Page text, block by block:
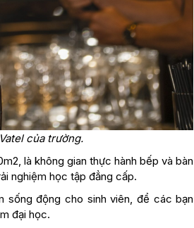
của trường.
là không gian thực hành bếp và bàn
nghiệm học tập đẳng cấp.
sống động cho sinh viên, để các bạn
đại học.